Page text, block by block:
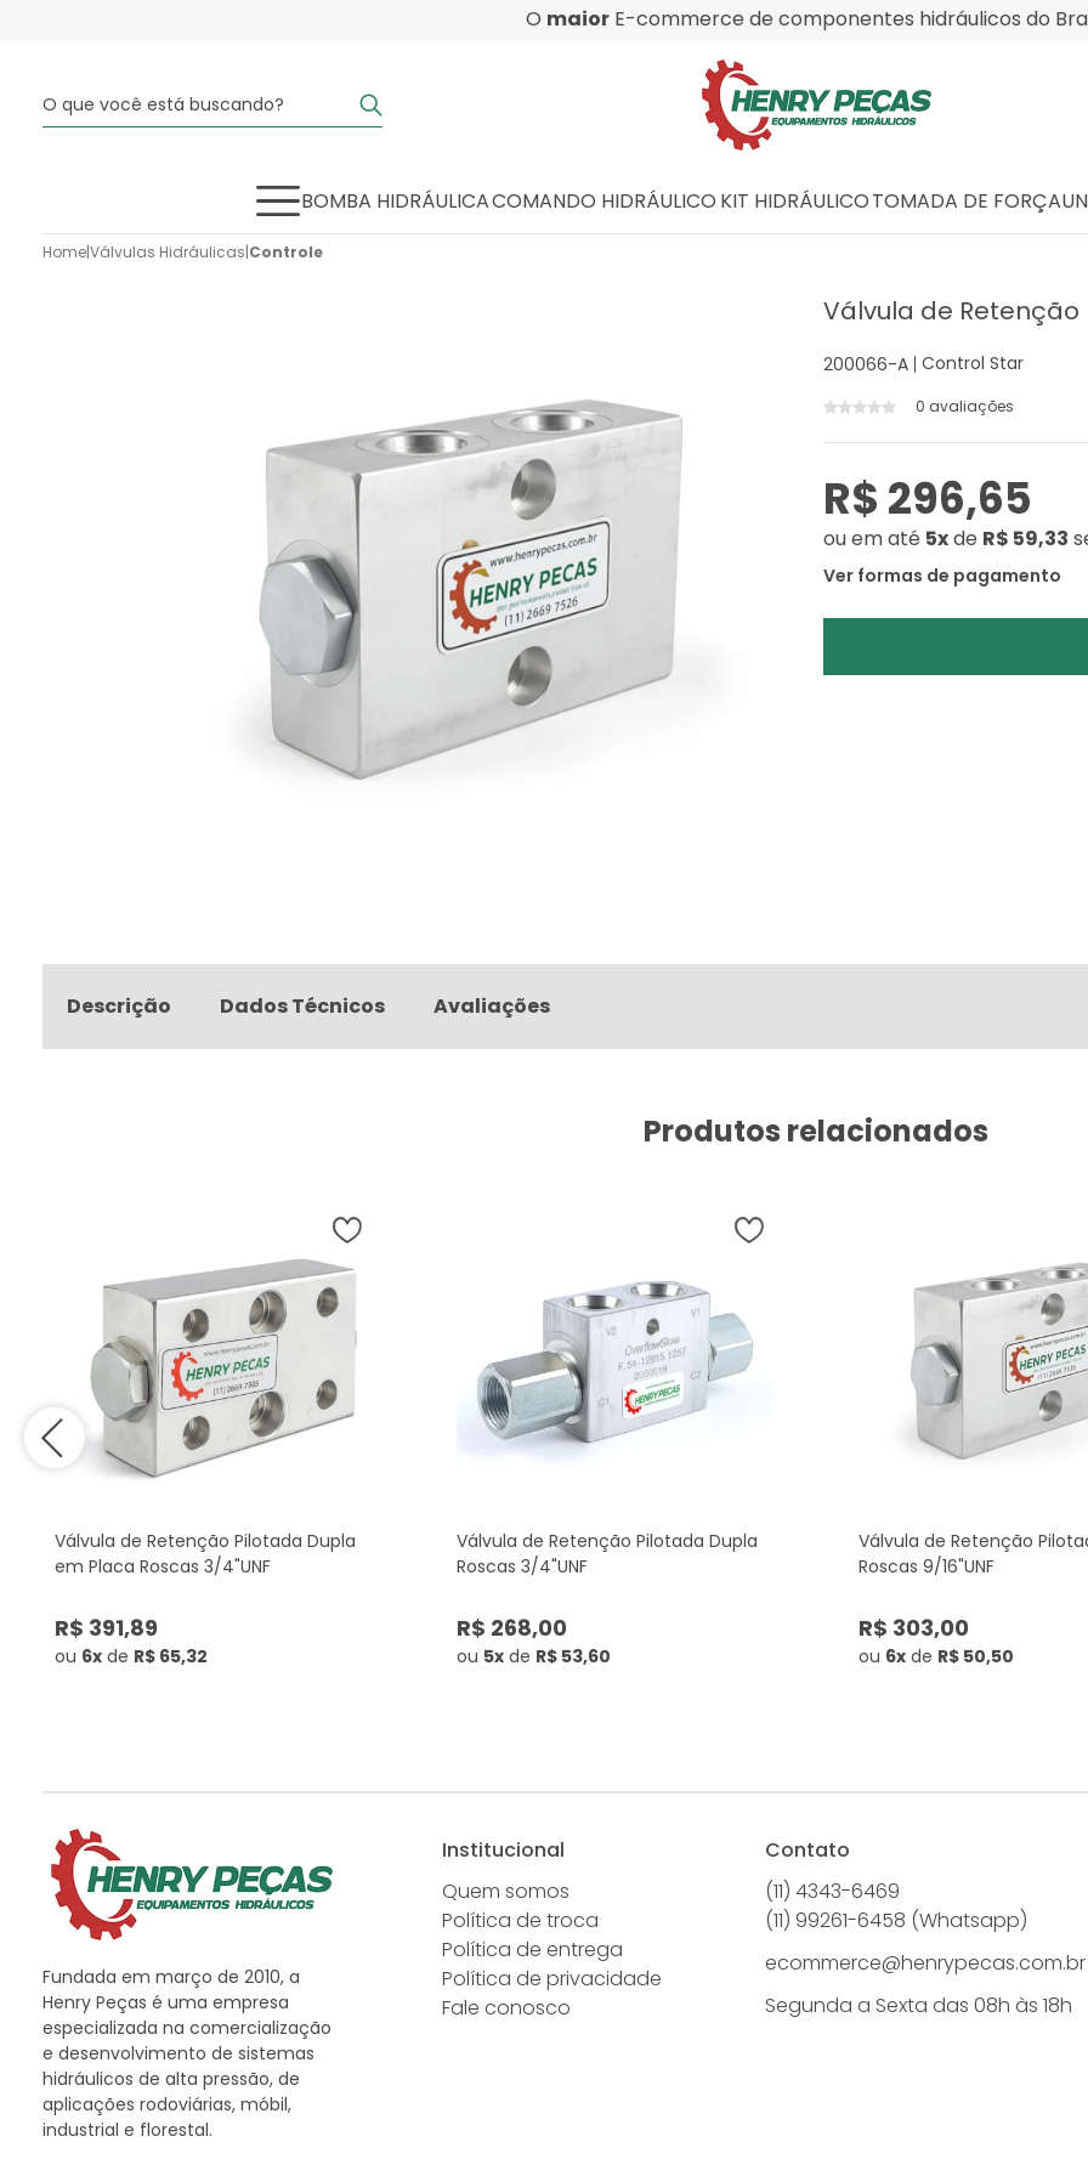
O maior E-commerce de componentes hidráulicos do
BOMBA HIDRÁULICACOMANDO HIDRÁULICO KIT HIDRÁULICOTOMADA DE FORÇA
Home|Válvulas Hidráulicas|Controle
Válvula de Retenção
200066-A Control Star
0 avaliações
R$ 296,65
ouem até 5xde R$ 59,33
Ver formas de pagamento
Descrição Dados Técnicos Avaliações
Produtos relacionados
Válvula de Retenção Pilotada Dupla
em Placa Roscas 3/4"UNF
R$ 391,89
ou 6x de R$ 65,32
Válvula de Retenção Pilotada Dupla
Roscas 3/4"UNF
R$ 268,00
ou 5x de R$ 53,60
Válvula de Retenção
Roscas 9/16"UNF
R$ 303,00
ou 6x de R$ 50,50
Fundada em março de 2010, a
Henry Peças é uma empresa
especializada na comercialização
e desenvolvimento de sistemas
hidráulicos de alta pressão, de
aplicações rodoviárias, móbil,
industrial e florestal.
Institucional
Quem somos
Política de troca
Política de entrega
Política de privacidade
Fale conosco
Contato
(11) 4343-6469
(11) 99261-6458 (Whatsapp)
ecommerce@henrypecas.com.br
Segunda a Sexta das 08h às 18h